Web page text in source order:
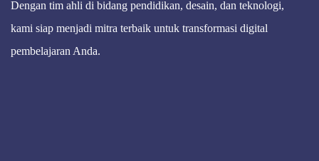
Dengan tim ahli di bidang pendidikan, desain, dan teknologi,
kami siap menjadi mitra terbaik untuk transformasi digital
pembelajaran Anda.